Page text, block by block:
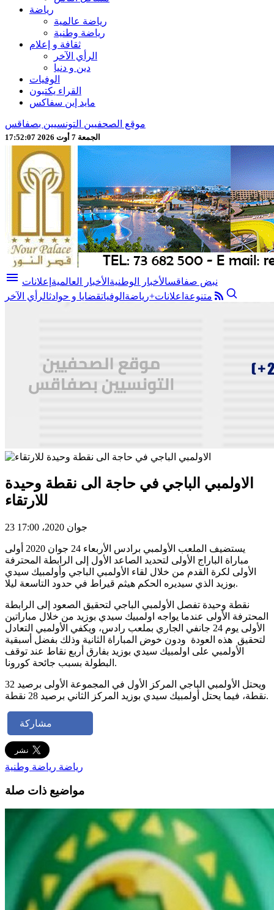
رياضة
رياضة عالمية
رياضة وطنية
ثقافة و إعلام
الرأي الآخر
دين و دنيا
الوفيات
القراء يكتبون
مايد إين سفاكس
موقع الصحفيين التونسيين بصفاقس
الجمعة 7 أوت 2026 17:52:09
menu نبض صفاقسالأخبار الوطنية الأخبار العالمية إعلانات
متنوعة اعلانات+رياضة الوفياتقضايا و حوادثالرأي الآخر
الاولمبي الباجي في حاجة الى نقطة وحيدة
للارتقاء
23 جوان 2020، 17:00
يستضيف الملعب الأولمبي برادس الأربعاء 24 جوان 2020 أولى
مباراة الباراج الأولى لتحديد الصاعد الأول إلى الرابطة المحترفة
الأولى لكرة القدم من خلال لقاء الأولمبي الباجي وأولمبيك سيدي
بوزيد الذي سيديره الحكم هيثم قيراط في حدود التاسعة ليلا.
نقطة وحيدة تفصل الأولمبي الباجي لتحقيق الصعود إلى الرابطة
المحترفة الأولى عندما يواجه اولمبيك سيدي بوزيد من خلال مباراتين
الأولى يوم 24 جانفي الجاري بملعب رادس، ويكفي الأولمبي التعادل
لتحقيق هذه العودة ودون خوض المباراة الثانية وذلك بفضل أسبقية
الأولمبي على اولمبيك سيدي بوزيد بفارق أربع نقاط عند توقف
البطولة بسبب جائحة كورونا.
ويحتل الأولمبي الباجي المركز الأول في المجموعة الأولى برصيد 32
نقطة، فيما يحتل أولمبيك سيدي بوزيد المركز الثاني برصيد 28 نقطة.
مشاركة
رياضة رياضة وطنية
مواضيع ذات صلة